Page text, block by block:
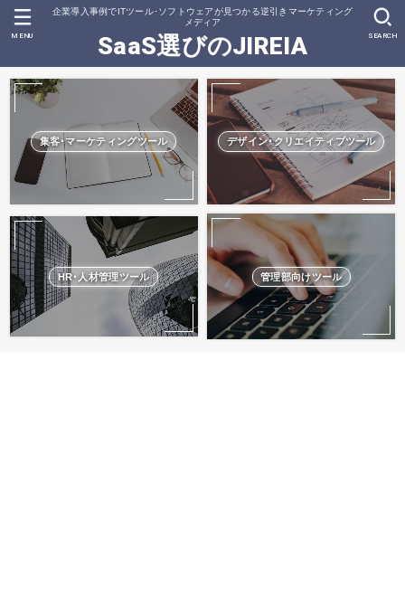
企業導入事例でITツール･ソフトウェアが見つかる逆引きマーケティング
メディア
SaaS選びのJIREIA SEARCH
MENU
集客･マーケティングツール デザイン･クリエイティブツール
HR･人材管理ツール 管理部向けツール